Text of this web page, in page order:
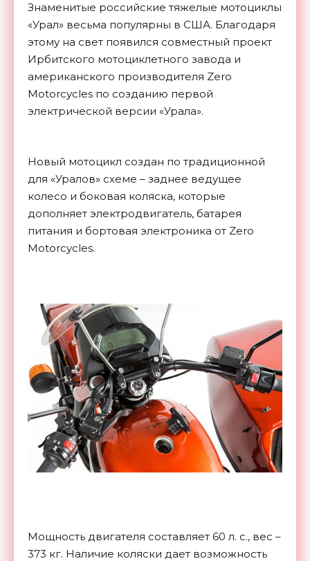
Знаменитые российские тяжелые мотоциклы
«Урал» весьма популярны в США. Благодаря
этому на свет появился совместный проект
Ирбитского мотоциклетного завода и
американского производителя Zero
Motorcycles по созданию первой
электрической версии «Урала».
Новый мотоцикл создан по традиционной
для «Уралов» схеме – заднее ведущее
колесо и боковая коляска, которые
дополняет электродвигатель, батарея
питания и бортовая электроника от Zero
Motorcycles.
Мощность двигателя составляет 60 л. с., вес –
373 кг. Наличие коляски дает возможность